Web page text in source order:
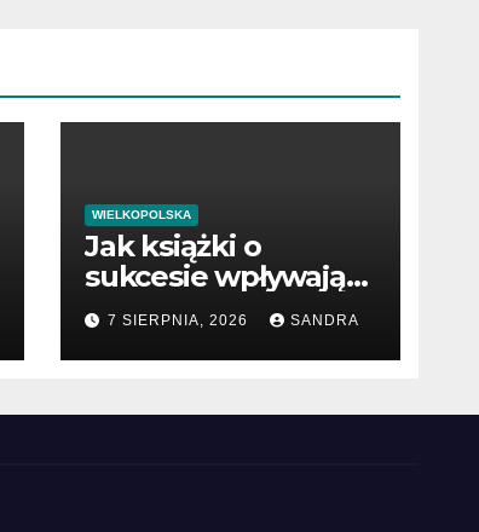
WIELKOPOLSKA
Jak książki o
sukcesie wpływają
na rozwój wiedzy
7 SIERPNIA, 2026 SANDRA